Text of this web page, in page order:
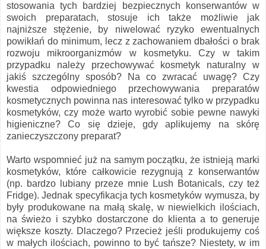
stosowania tych bardziej bezpiecznych konserwantów w
swoich preparatach, stosuje ich także możliwie jak
najniższe stężenie, by niwelować ryzyko ewentualnych
powikłań do minimum, lecz z zachowaniem dbałości o brak
rozwoju mikroorganizmów w kosmetyku. Czy w takim
przypadku należy przechowywać kosmetyk naturalny w
jakiś szczególny sposób? Na co zwracać uwagę? Czy
kwestia odpowiedniego przechowywania preparatów
kosmetycznych powinna nas interesować tylko w przypadku
kosmetyków, czy może warto wyrobić sobie pewne nawyki
higieniczne? Co się dzieje, gdy aplikujemy na skórę
zanieczyszczony preparat?
Warto wspomnieć już na samym początku, że istnieją marki
kosmetyków, które całkowicie rezygnują z konserwantów
(np. bardzo lubiany przeze mnie Lush Botanicals, czy też
Fridge). Jednak specyfikacja tych kosmetyków wymusza, by
były produkowane na małą skalę, w niewielkich ilościach,
na świeżo i szybko dostarczone do klienta a to generuje
większe koszty. Dlaczego? Przecież jeśli produkujemy coś
w małych ilościach, powinno to być tańsze? Niestety, w im